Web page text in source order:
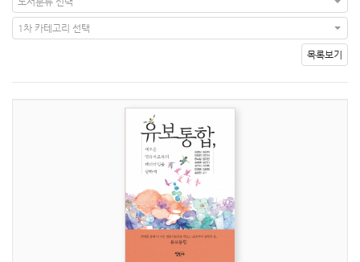
1차 카테고리 선택
목록보기